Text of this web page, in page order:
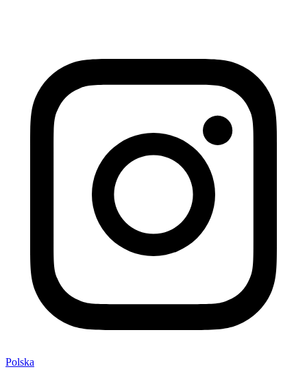
Polska